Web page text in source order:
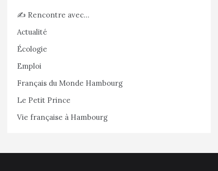
✍️ Rencontre avec…
Actualité
Écologie
Emploi
Français du Monde Hambourg
Le Petit Prince
Vie française à Hambourg